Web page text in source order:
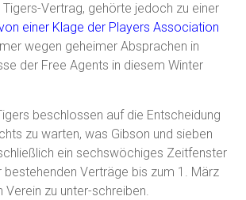
Tigers-Vertrag, gehörte jedoch zu einer
einer Klage der Players Association
wegen geheimer Absprachen in
der Free Agents in diesem Winter
beschlossen auf die Entscheidung
zu warten, was Gibson und sieben
ein sechswöchiges Zeitfenster
bestehenden Verträge bis zum 1. März
Verein zu unter-schreiben.